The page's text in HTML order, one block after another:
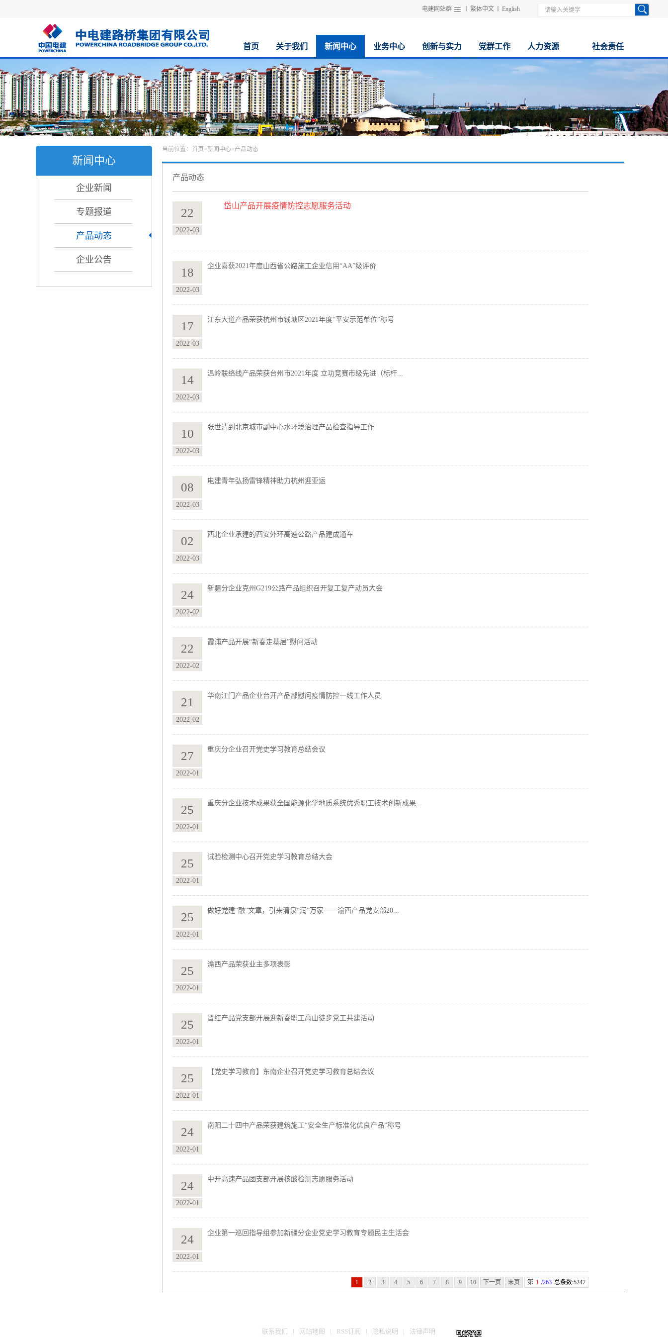
电建网站群 繁体中文 English
首页 关于我们 新闻中心 业务中心 创新与实力 党群工作 人力资源 社会责任
新闻中心
企业新闻
专题报道
产品动态
企业公告
当前位置： 首页 >新闻中心>产品动态
产品动态
22
2022-03
岱山产品开展疫情防控志愿服务活动
18
2022-03
企业喜获2021年度山西省公路施工企业信用“AA”级评价
17
2022-03
江东大道产品荣获杭州市钱塘区2021年度“平安示范单位”称号
14
2022-03
温岭联络线产品荣获台州市2021年度 立功竞赛市级先进（标杆...
10
2022-03
张世清到北京城市副中心水环境治理产品检查指导工作
08
2022-03
电建青年弘扬雷锋精神助力杭州迎亚运
02
2022-03
西北企业承建的西安外环高速公路产品建成通车
24
2022-02
新疆分企业克州G219公路产品组织召开复工复产动员大会
22
2022-02
霞浦产品开展“新春走基层”慰问活动
21
2022-02
华南江门产品企业台开产品部慰问疫情防控一线工作人员
27
2022-01
重庆分企业召开党史学习教育总结会议
25
2022-01
重庆分企业技术成果获全国能源化学地质系统优秀职工技术创新成果...
25
2022-01
试验检测中心召开党史学习教育总结大会
25
2022-01
做好党建“融”文章，引来清泉“润”万家——渝西产品党支部20...
25
2022-01
渝西产品荣获业主多项表彰
25
2022-01
晋红产品党支部开展迎新春职工高山徒步党工共建活动
25
2022-01
【党史学习教育】东南企业召开党史学习教育总结会议
24
2022-01
南阳二十四中产品荣获建筑施工“安全生产标准化优良产品”称号
24
2022-01
中开高速产品团支部开展核酸检测志愿服务活动
24
2022-01
企业第一巡回指导组参加新疆分企业党史学习教育专题民主生活会
1 2 3 4 5 6 7 8 9 10 下一页 末页 第 1 /263 总条数:5247
联系我们 | 网站地图 | RSS订阅 | 隐私说明 | 法律声明